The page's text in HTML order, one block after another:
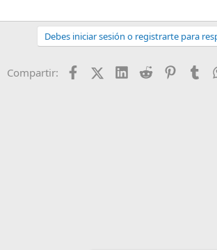
Debes iniciar sesión o registrarte para
Compartir: FacebookX (Twitter)
LinkedIn
Reddit